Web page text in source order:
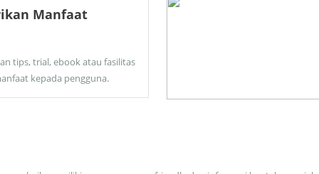
Manfaat
tips, trial, ebook atau fasilitas
kepada pengguna.